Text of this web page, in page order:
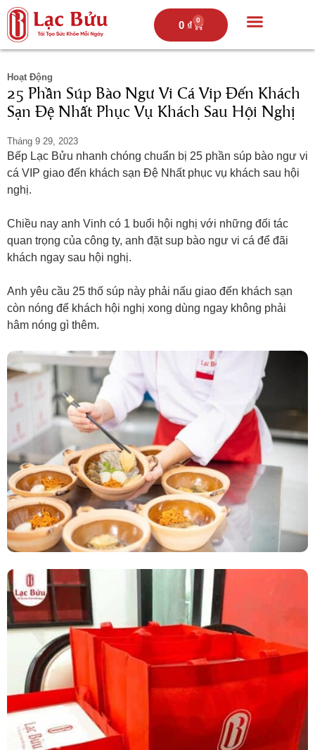
0 ₫ 0
Hoạt Động
25 Phần Súp Bào Ngư Vi Cá Vip Đến Khách
Sạn Đệ Nhất Phục Vụ Khách Sau Hội Nghị
Tháng 9 29, 2023
Bếp Lạc Bửu nhanh chóng chuẩn bị 25 phần súp bào ngư vi
cá VIP giao đến khách sạn Đệ Nhất phục vụ khách sau hội
nghị.
Chiều nay anh Vinh có 1 buổi hội nghị với những đối tác
quan trọng của công ty, anh đặt sup bào ngư vi cá để đãi
khách ngay sau hội nghị.
Anh yêu cầu 25 thố súp này phải nấu giao đến khách sạn
còn nóng để khách hội nghị xong dùng ngay không phải
hâm nóng gì thêm.